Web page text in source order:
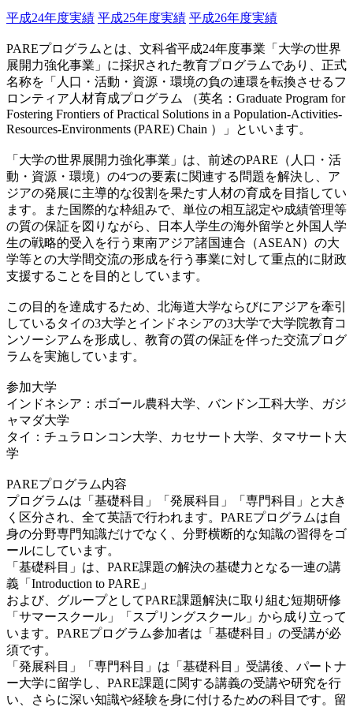
平成24年度実績 平成25年度実績 平成26年度実績
PAREプログラムとは、文科省平成24年度事業「大学の世界
展開力強化事業」に採択された教育プログラムであり、正式
名称を「人口・活動・資源・環境の負の連環を転換させるフ
ロンティア人材育成プログラム （英名：Graduate Program for
Fostering Frontiers of Practical Solutions in a Population-Activities-
Resources-Environments (PARE) Chain ）」といいます。
「大学の世界展開力強化事業」は、前述のPARE（人口・活
動・資源・環境）の4つの要素に関連する問題を解決し、ア
ジアの発展に主導的な役割を果たす人材の育成を目指してい
ます。また国際的な枠組みで、単位の相互認定や成績管理等
の質の保証を図りながら、日本人学生の海外留学と外国人学
生の戦略的受入を行う東南アジア諸国連合（ASEAN）の大
学等との大学間交流の形成を行う事業に対して重点的に財政
支援することを目的としています。
この目的を達成するため、北海道大学ならびにアジアを牽引
しているタイの3大学とインドネシアの3大学で大学院教育コ
ンソーシアムを形成し、教育の質の保証を伴った交流プログ
ラムを実施しています。
参加大学
インドネシア：ボゴール農科大学、バンドン工科大学、ガジ
ャマダ大学
タイ：チュラロンコン大学、カセサート大学、タマサート大
学
PAREプログラム内容
プログラムは「基礎科目」「発展科目」「専門科目」と大き
く区分され、全て英語で行われます。PAREプログラムは自
身の分野専門知識だけでなく、分野横断的な知識の習得をゴ
ールにしています。
「基礎科目」は、PARE課題の解決の基礎力となる一連の講
義「Introduction to PARE」
および、グループとしてPARE課題解決に取り組む短期研修
「サマースクール」「スプリングスクール」から成り立って
います。PAREプログラム参加者は「基礎科目」の受講が必
須です。
「発展科目」「専門科目」は「基礎科目」受講後、パートナ
ー大学に留学し、PARE課題に関する講義の受講や研究を行
い、さらに深い知識や経験を身に付けるための科目です。留